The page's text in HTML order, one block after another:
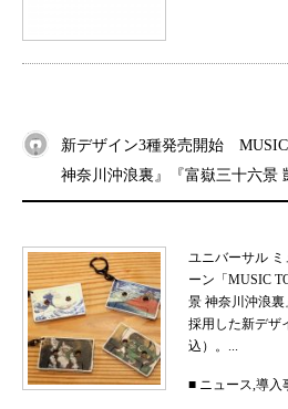
新デザイン3種発売開始
神奈川沖浪裏』『富嶽三十六景
ユニバーサル
ーン「MUSIC
景 神奈川沖浪
採用した新デザ
込）。...
■ ニュース,導入